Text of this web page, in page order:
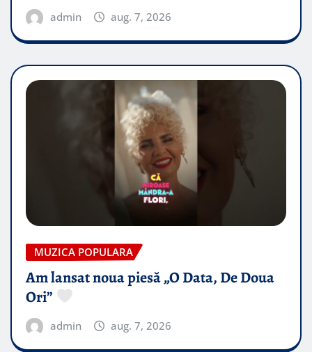
admin aug. 7, 2026
MUZICA POPULARA
Am lansat noua piesă „O Data, De Doua
Ori”
admin aug. 7, 2026